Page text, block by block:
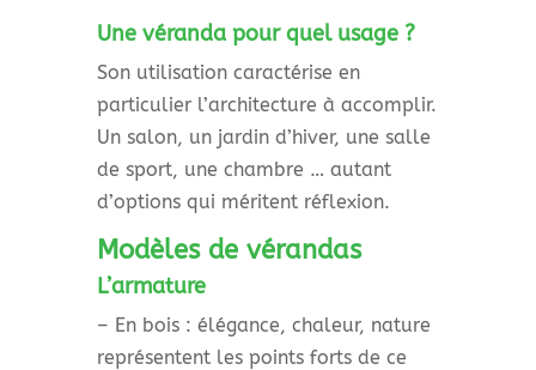
Une véranda pour quel usage ?
Son utilisation caractérise en
particulier l’architecture à accomplir.
Un salon, un jardin d’hiver, une salle
de sport, une chambre … autant
d’options qui méritent réflexion.
Modèles de vérandas
L’armature
– En bois : élégance, chaleur, nature
représentent les points forts de ce